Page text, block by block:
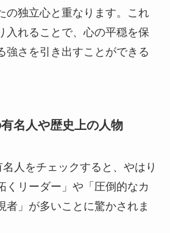
の独立心と重なります。これ
入れることで、心の平穏を保
強さを引き出すことができる
名人や歴史上の人物
人をチェックすると、やはり
くリーダー」や「圧倒的なカ
者」が多いことに驚かされま